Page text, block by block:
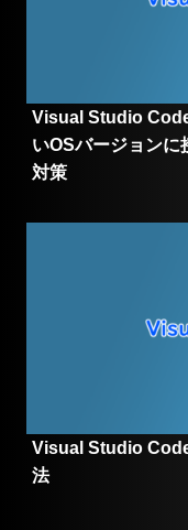
Visual Studio
いOSバージョンに
対策
Visual Studio
法